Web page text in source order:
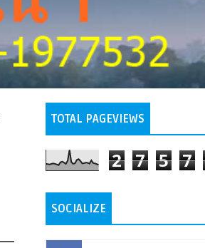
TOTAL PAGEVIEWS
2 7 5 7
SOCIALIZE